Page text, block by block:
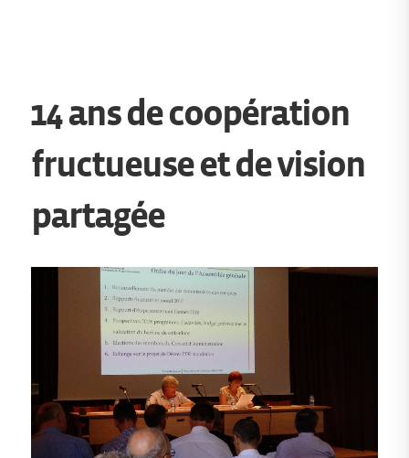
14 ans de coopération
fructueuse et de vision
partagée